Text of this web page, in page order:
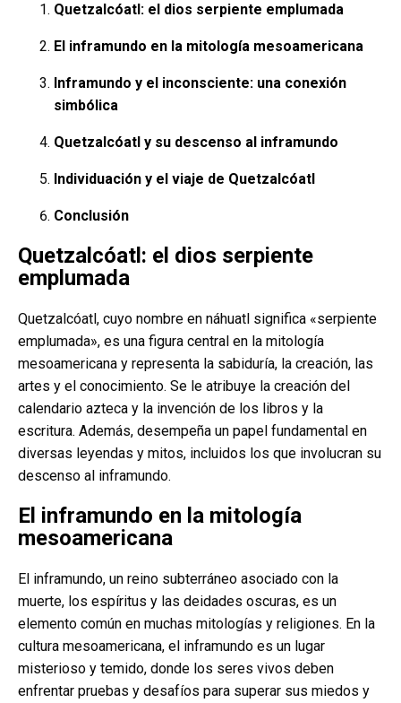
Quetzalcóatl: el dios serpiente emplumada
El inframundo en la mitología mesoamericana
Inframundo y el inconsciente: una conexión
simbólica
Quetzalcóatl y su descenso al inframundo
Individuación y el viaje de Quetzalcóatl
Conclusión
Quetzalcóatl: el dios serpiente
emplumada
Quetzalcóatl, cuyo nombre en náhuatl significa «serpiente
emplumada», es una figura central en la mitología
mesoamericana y representa la sabiduría, la creación, las
artes y el conocimiento. Se le atribuye la creación del
calendario azteca y la invención de los libros y la
escritura. Además, desempeña un papel fundamental en
diversas leyendas y mitos, incluidos los que involucran su
descenso al inframundo.
El inframundo en la mitología
mesoamericana
El inframundo, un reino subterráneo asociado con la
muerte, los espíritus y las deidades oscuras, es un
elemento común en muchas mitologías y religiones. En la
cultura mesoamericana, el inframundo es un lugar
misterioso y temido, donde los seres vivos deben
enfrentar pruebas y desafíos para superar sus miedos y